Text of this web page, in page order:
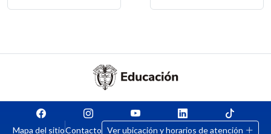
Mapa del sitioContacto Ver ubicación y horarios de atención